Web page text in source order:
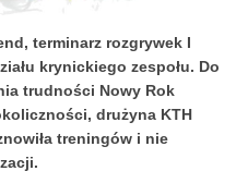
terminarz rozgrywek I
krynickiego zespołu. Do
trudności Nowy Rok
drużyna KTH
treningów i nie